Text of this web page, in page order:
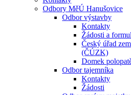
Odbory MěÚ Hanušovice
Odbor výstavby
Kontakty
Žádosti a
Český úřad
(ČÚZK)
Domek
Odbor tajemníka
Kontakty
Žádosti